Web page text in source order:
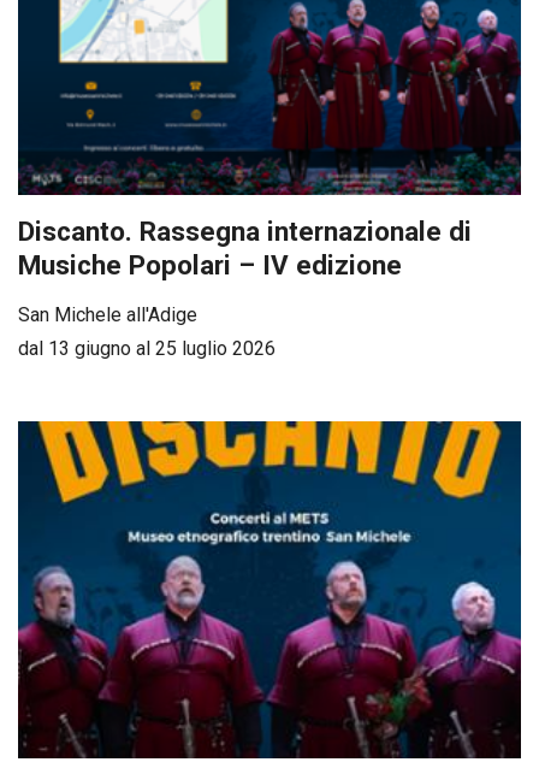
Discanto. Rassegna internazionale di
Musiche Popolari – IV edizione
San Michele all'Adige
dal 13 giugno al 25 luglio 2026